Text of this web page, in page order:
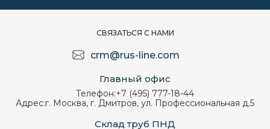
СВЯЗАТЬСЯ С НАМИ
crm@rus-line.com
Главный офис
Телефон:+7 (495) 777-18-44
Адрес:г. Москва, г. Дмитров, ул. Профессиональная д.5
Склад труб ПНД